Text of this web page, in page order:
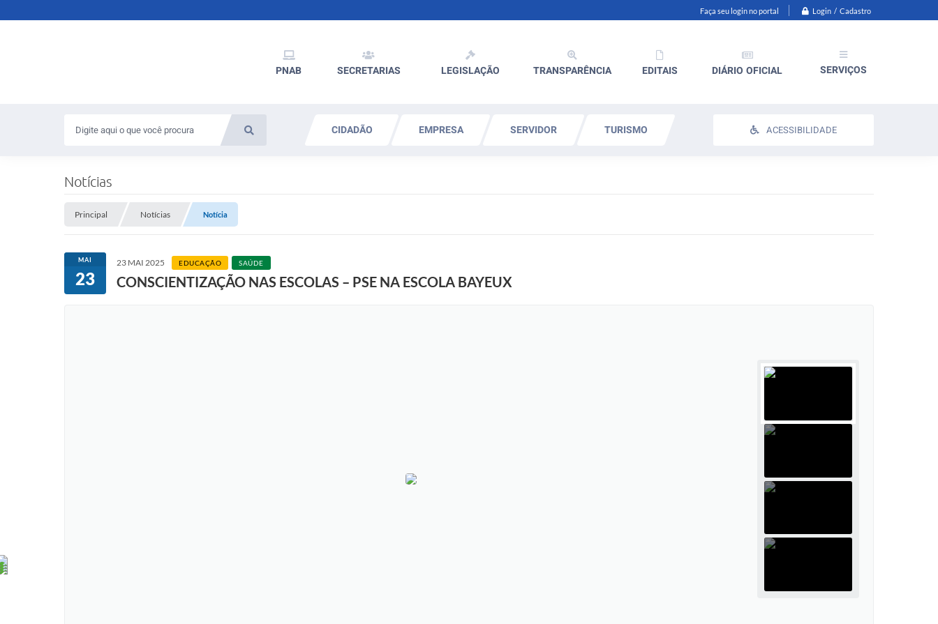
Faça seu login no portal Login / Cadastro
PNAB SECRETARIAS LEGISLAÇÃO TRANSPARÊNCIA EDITAIS DIÁRIO OFICIAL SERVIÇOS
CIDADÃO EMPRESA SERVIDOR TURISMO ACESSIBILIDADE
Notícias
Principal Notícias Notícia
MAI
23
23 MAI 2025 EDUCAÇÃO SAÚDE
CONSCIENTIZAÇÃO NAS ESCOLAS – PSE NA ESCOLA BAYEUX ​